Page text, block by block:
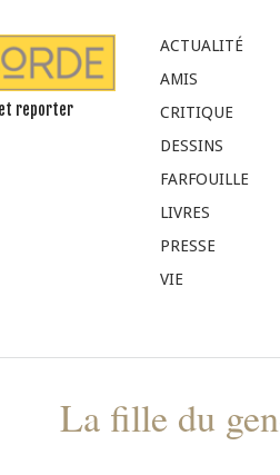
reporter
ACTUALITÉ
AMIS
CRITIQUE
DESSINS
FARFOUILLE
LIVRES
PRESSE
VIE
La fille du